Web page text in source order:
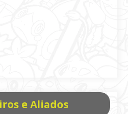
e Aliados